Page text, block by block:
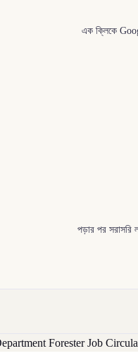
এক ক্লিকে
পড়ার পর সরাসরি